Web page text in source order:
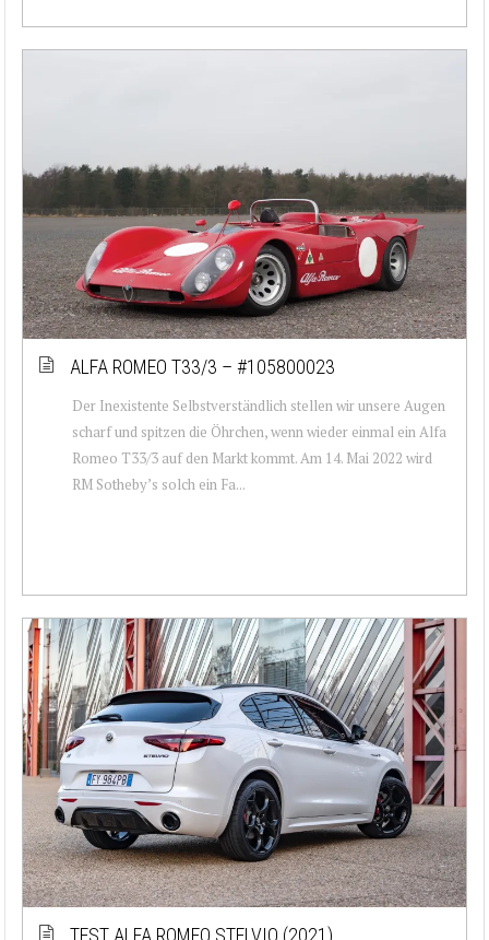
ALFA ROMEO T33/3 – #105800023
Der Inexistente Selbstverständlich stellen wir unsere Augen
scharf und spitzen die Öhrchen, wenn wieder einmal ein Alfa
Romeo T33/3 auf den Markt kommt. Am 14. Mai 2022 wird
RM Sotheby’s solch ein Fa...
TEST ALFA ROMEO STELVIO (2021)